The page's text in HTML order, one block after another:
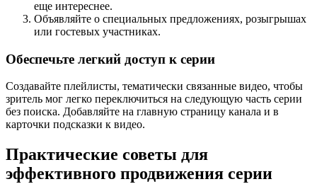
еще интереснее.
Объявляйте о специальных предложениях, розыгрышах
или гостевых участниках.
Обеспечьте легкий доступ к серии
Создавайте плейлисты, тематически связанные видео, чтобы
зритель мог легко переключиться на следующую часть серии
без поиска. Добавляйте на главную страницу канала и в
карточки подсказки к видео.
Практические советы для
эффективного продвижения серии